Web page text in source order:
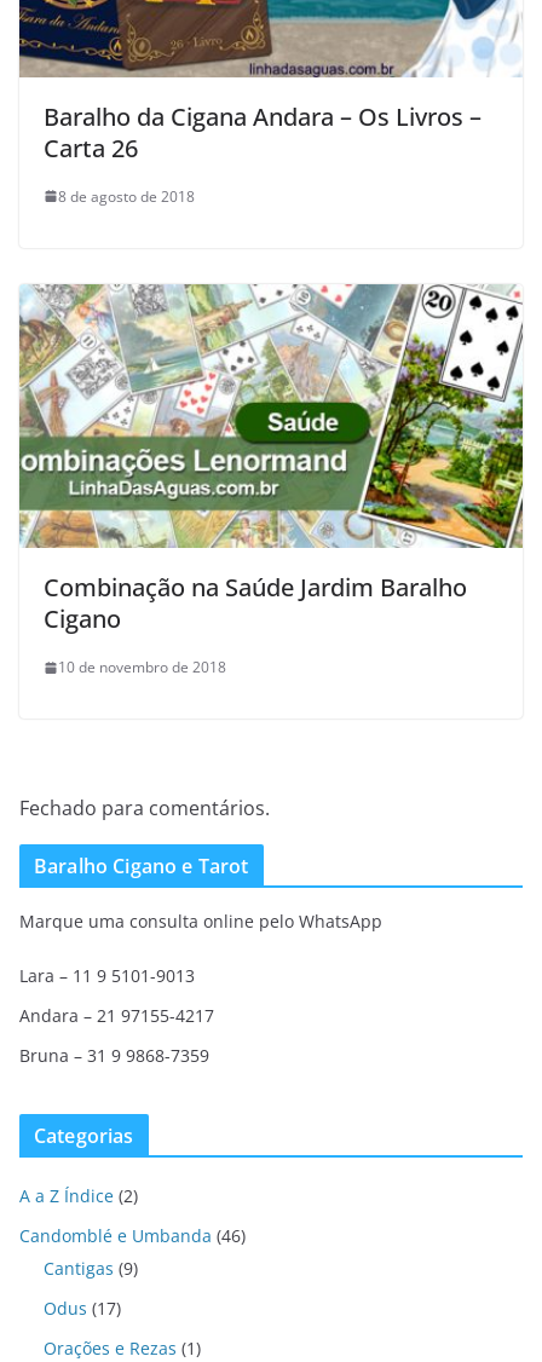
Baralho da Cigana Andara – Os Livros –
Carta 26
8 de agosto de 2018
Combinação na Saúde Jardim Baralho
Cigano
10 de novembro de 2018
Fechado para comentários.
Baralho Cigano e Tarot
Marque uma consulta online pelo WhatsApp
Lara – 11 9 5101-9013
Andara – 21 97155-4217
Bruna – 31 9 9868-7359
Categorias
A a Z Índice (2)
Candomblé e Umbanda (46)
Cantigas (9)
Odus (17)
Orações e Rezas (1)